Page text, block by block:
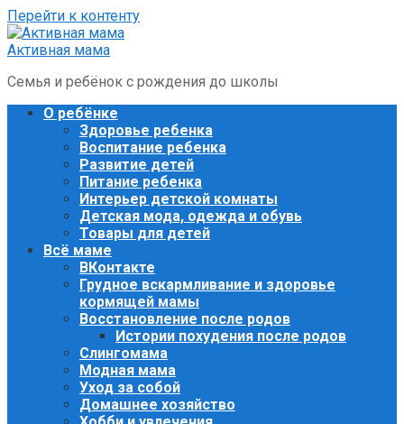
Перейти к контенту
Активная мама
Семья и ребёнок с рождения до школы
О ребёнке
Здоровье ребенка
Воспитание ребенка
Развитие детей
Питание ребенка
Интерьер детской комнаты
Детская мода, одежда и обувь
Товары для детей
Всё маме
ВКонтакте
Грудное вскармливание и здоровье
кормящей мамы
Восстановление после родов
Истории похудения после родов
Слингомама
Модная мама
Уход за собой
Домашнее хозяйство